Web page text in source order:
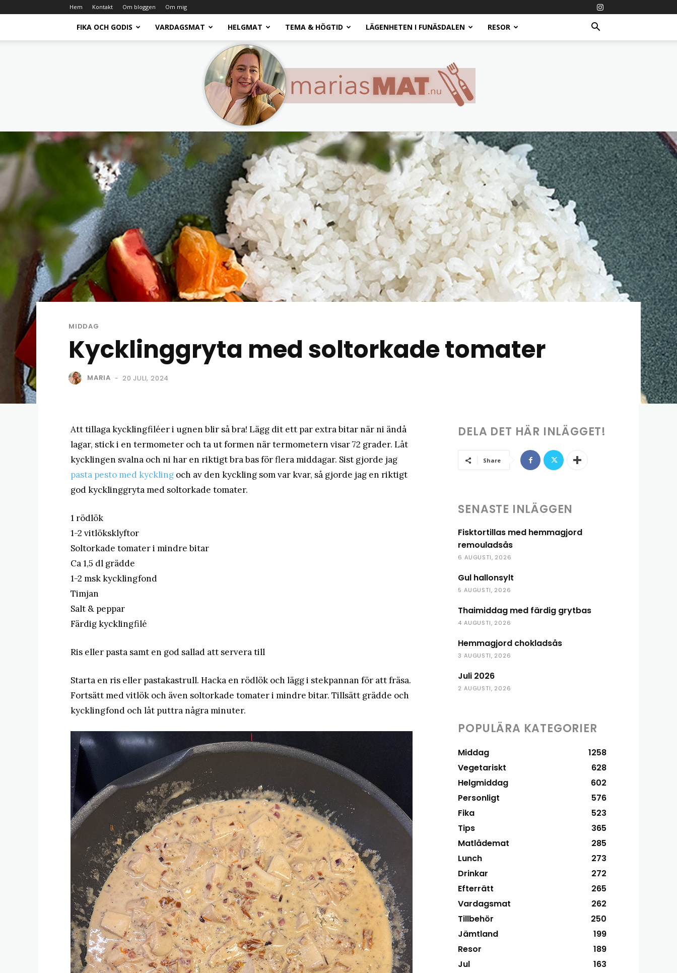
Hem Kontakt Om bloggen Om mig
FIKA OCH GODIS VARDAGSMAT HELGMAT TEMA & HÖGTID LÄGENHETEN I FUNÄSDALEN RESOR
Marias
matblogg
MIDDAG
Kycklinggryta med soltorkade tomater
MARIA - 20 JULI, 2024
Att tillaga kycklingfiléer i ugnen blir så bra! Lägg dit ett par extra bitar när ni ändå
lagar, stick i en termometer och ta ut formen när termometern visar 72 grader. Låt
kycklingen svalna och ni har en riktigt bra bas för flera middagar. Sist gjorde jag
pasta pesto med kyckling och av den kyckling som var kvar, så gjorde jag en riktigt
god kycklinggryta med soltorkade tomater.
1 rödlök
1-2 vitlöksklyftor
Soltorkade tomater i mindre bitar
Ca 1,5 dl grädde
1-2 msk kycklingfond
Timjan
Salt & peppar
Färdig kycklingfilé
Ris eller pasta samt en god sallad att servera till
Starta en ris eller pastakastrull. Hacka en rödlök och lägg i stekpannan för att fräsa.
Fortsätt med vitlök och även soltorkade tomater i mindre bitar. Tillsätt grädde och
kycklingfond och låt puttra några minuter.
DELA DET HÄR INLÄGGET!
Share
SENASTE INLÄGGEN
Fisktortillas med hemmagjord
remouladsås
6 AUGUSTI, 2026
Gul hallonsylt
5 AUGUSTI, 2026
Thaimiddag med färdig grytbas
4 AUGUSTI, 2026
Hemmagjord chokladsås
3 AUGUSTI, 2026
Juli 2026
2 AUGUSTI, 2026
POPULÄRA KATEGORIER
Middag
1258
Vegetariskt
628
Helgmiddag
602
Personligt
576
Fika
523
Tips
365
Matlådemat
285
Lunch
273
Drinkar
272
Efterrätt
265
Vardagsmat
262
Tillbehör
250
Jämtland
199
Resor
189
Jul
163